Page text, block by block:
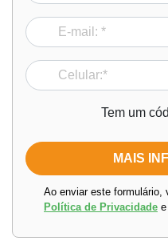
Tem um
Ao enviar este formulário,
Política de Privacidade e